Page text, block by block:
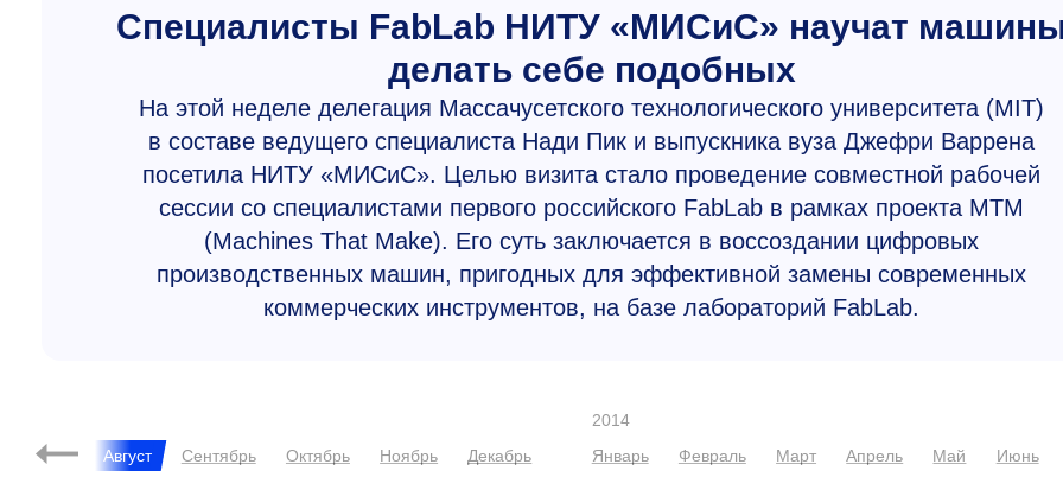
Специалисты FabLab НИТУ «МИСиС» научат
делать себе подобных
На этой неделе делегация Массачусетского технологического университета (MIT)
в составе ведущего специалиста Нади Пик и выпускника вуза Джефри Варрена
посетила НИТУ «МИСиС». Целью визита стало проведение совместной рабочей
сессии со специалистами первого российского FabLab в рамках проекта MTM
(Machines That Make). Его суть заключается в воссоздании цифровых
производственных машин, пригодных для эффективной замены современных
коммерческих инструментов, на базе лабораторий FabLab.
Июль Август Сентябрь Октябрь Ноябрь Декабрь
2014
Январь
Февраль Март Апрель Май Июнь